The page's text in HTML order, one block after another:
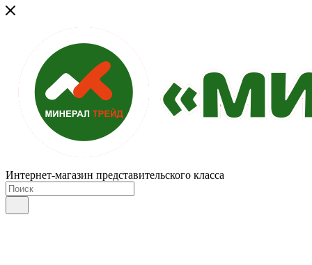
Интернет-магазин представительского класса